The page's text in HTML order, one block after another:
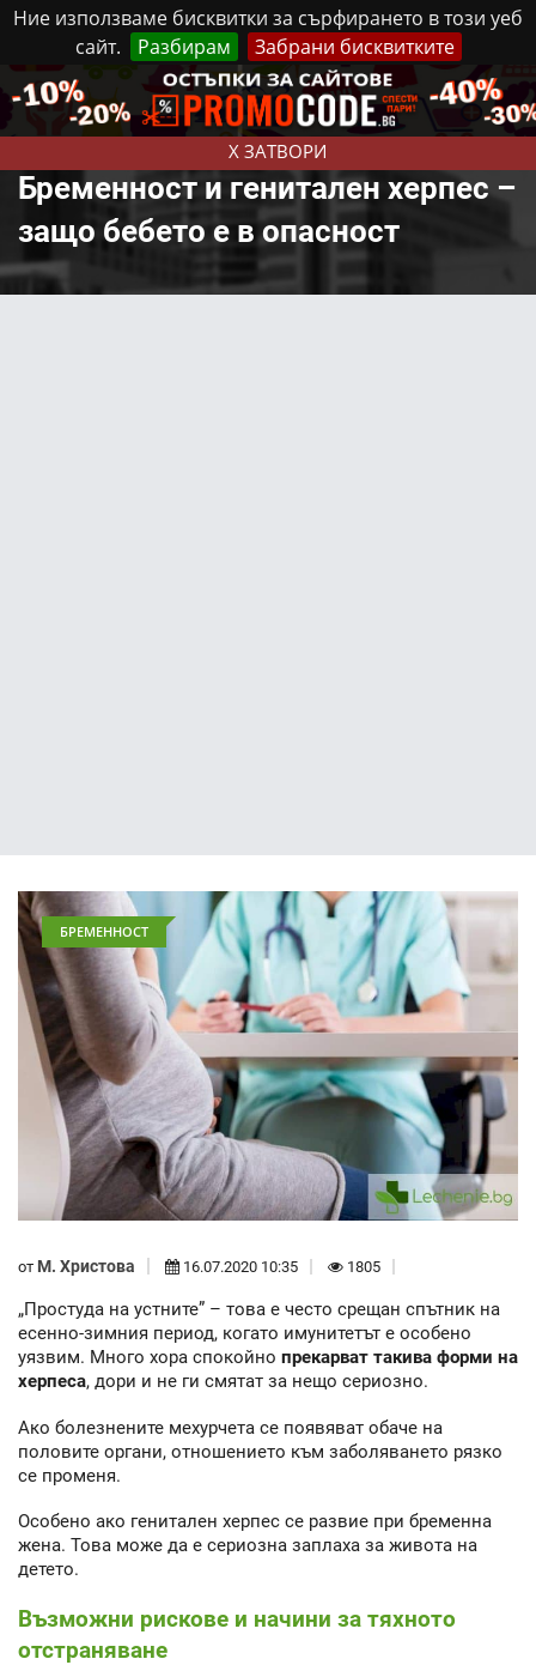
Ние използваме бисквитки за сърфирането в този уеб
сайт.
Разбирам Забрани бисквитките
X ЗАТВОРИ
Събота, 8 Август, 2026 Реклама Контакти
Бременност и генитален херпес –
защо бебето е в опасност
БРЕМЕННОСТ
от М. Христова 16.07.2020 10:35 1805
„Простуда на устните” – това е често срещан спътник на
есенно-зимния период, когато имунитетът е особено
уязвим. Много хора спокойно прекарват такива форми на
херпеса, дори и не ги смятат за нещо сериозно.
Ако болезнените мехурчета се появяват обаче на
половите органи, отношението към заболяването рязко
се променя.
Особено ако генитален херпес се развие при бременна
жена. Това може да е сериозна заплаха за живота на
детето.
Възможни рискове и начини за тяхното
отстраняване